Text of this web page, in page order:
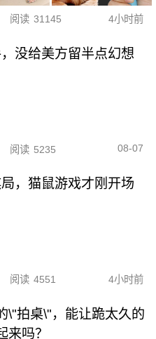
阅读 31145 4小时前
没给美方留半点幻想
阅读 5235 08-07
，猫鼠游戏才刚开场
阅读 4551 4小时前
\"拍桌\"，能让跪太久的
来吗？